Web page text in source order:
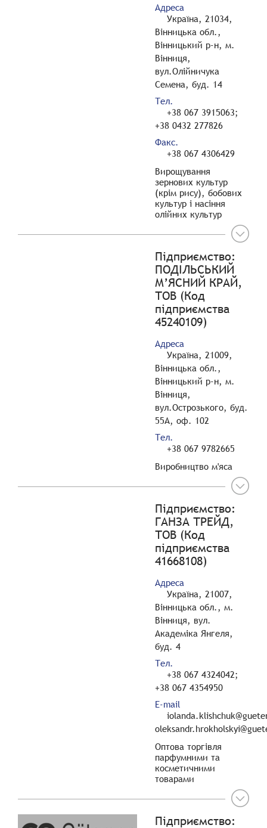
Адреса
Україна, 21034,
Вінницька обл.,
Вінницький р-н, м.
Вінниця,
вул.Олійничука
Семена, буд. 14
Тел.
+38 067 3915063;
+38 0432 277826
Факс.
+38 067 4306429
Вирощування
зернових культур
(крім рису), бобових
культур і насіння
олійних культур
Підприємство:
ПОДІЛЬСЬКИЙ
М’ЯСНИЙ КРАЙ,
ТОВ (Код
підприємства
45240109)
Адреса
Україна, 21009,
Вінницька обл.,
Вінницький р-н, м.
Вінниця,
вул.Острозького, буд.
55А, оф. 102
Тел.
+38 067 9782665
Виробництво м'яса
Підприємство:
ГАНЗА ТРЕЙД,
ТОВ (Код
підприємства
41668108)
Адреса
Україна, 21007,
Вінницька обл., м.
Вінниця, вул.
Академіка Янгеля,
буд. 4
Тел.
+38 067 4324042;
+38 067 4354950
E-mail
Оптова торгівля
парфумними та
косметичними
товарами
Підприємство: